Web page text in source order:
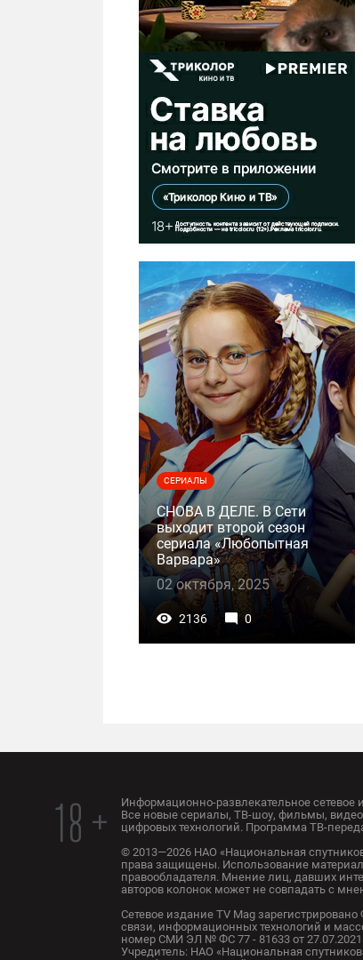
СЕРИАЛЫ
СНОВА В ДЕЛЕ. В Сети
выходит второй сезон
сериала «Любопытная
Варвара»
02 октября, 2025
2136 0
18 +
Информационно-развлекательное сетевое
Все новые сериалы, ТВ-шоу, фильмы,
цифровых технологий. Программа ТВ-
© 2013—2026 НАО «Национальная
права защищены. Использование
правообладателя. Мнение лиц, давших
авторов колонок может не совпадать с
Сетевое издание TV Mag
связи, информационных технологий и
номер СМИ ЭЛ № ФС 77 - 81633 от
Учредитель: НАО «Национальная